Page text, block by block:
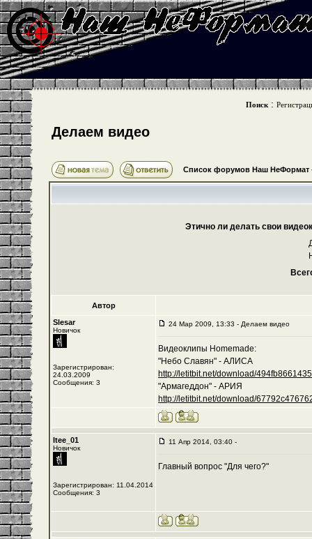
Поиск :
Делаем видео
Список форумов Наш НеФормат
Этично ли делать свои
Автор
Slesar
Новичок
Зарегистрирован:
24.03.2009
Сообщения: 3
24 Мар 2009, 13:33 - Делаем видео
Видеоклипы Homemade:
"Небо Славян" - АЛИСА
http://letitbit.net/download/
"Армагеддон" - АРИЯ
http://letitbit.net/download/
Itee_01
Новичок
Зарегистрирован: 11.04.2014
Сообщения: 3
11 Апр 2014, 03:40 -
Главный вопрос "Для чего?"